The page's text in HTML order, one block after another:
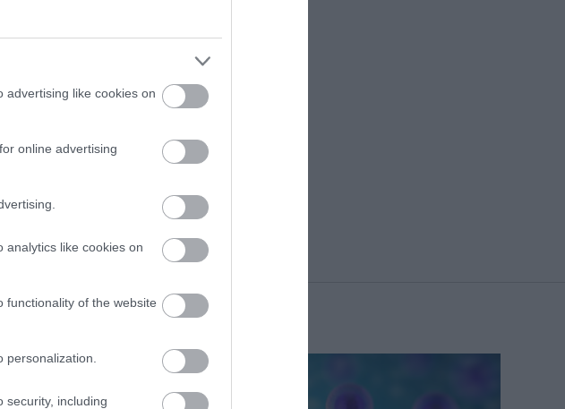
advertising like cookies on
online advertising
analytics like cookies on
functionality of the website
security, including